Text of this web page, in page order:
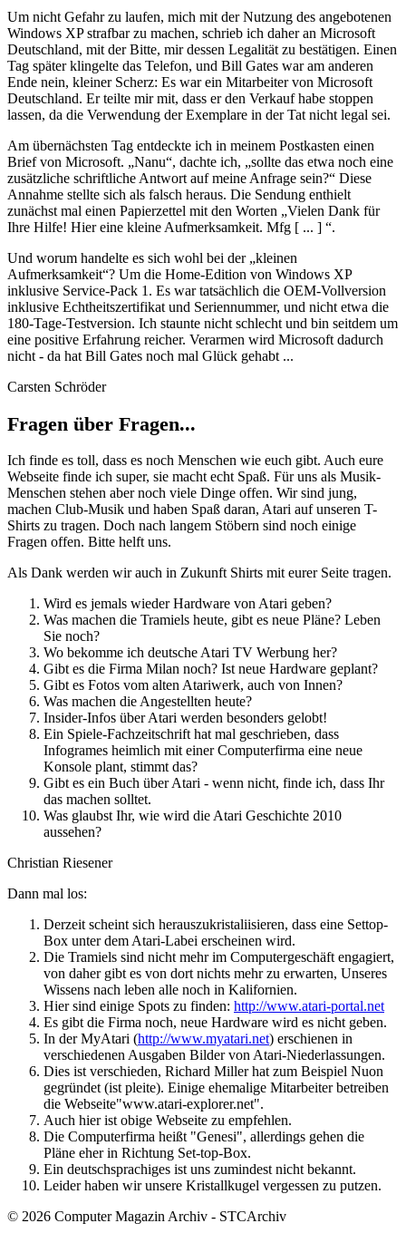
Um nicht Gefahr zu laufen, mich mit der Nutzung des angebotenen
Windows XP strafbar zu machen, schrieb ich daher an Microsoft
Deutschland, mit der Bitte, mir dessen Legalität zu bestätigen. Einen
Tag später klingelte das Telefon, und Bill Gates war am anderen
Ende nein, kleiner Scherz: Es war ein Mitarbeiter von Microsoft
Deutschland. Er teilte mir mit, dass er den Verkauf habe stoppen
lassen, da die Verwendung der Exemplare in der Tat nicht legal sei.
Am übernächsten Tag entdeckte ich in meinem Postkasten einen
Brief von Microsoft. „Nanu“, dachte ich, „sollte das etwa noch eine
zusätzliche schriftliche Antwort auf meine Anfrage sein?“ Diese
Annahme stellte sich als falsch heraus. Die Sendung enthielt
zunächst mal einen Papierzettel mit den Worten „Vielen Dank für
Ihre Hilfe! Hier eine kleine Aufmerksamkeit. Mfg [ ... ] “.
Und worum handelte es sich wohl bei der „kleinen
Aufmerksamkeit“? Um die Home-Edition von Windows XP
inklusive Service-Pack 1. Es war tatsächlich die OEM-Vollversion
inklusive Echtheitszertifikat und Seriennummer, und nicht etwa die
180-Tage-Testversion. Ich staunte nicht schlecht und bin seitdem um
eine positive Erfahrung reicher. Verarmen wird Microsoft dadurch
nicht - da hat Bill Gates noch mal Glück gehabt ...
Carsten Schröder
Fragen über Fragen...
Ich finde es toll, dass es noch Menschen wie euch gibt. Auch eure
Webseite finde ich super, sie macht echt Spaß. Für uns als Musik-
Menschen stehen aber noch viele Dinge offen. Wir sind jung,
machen Club-Musik und haben Spaß daran, Atari auf unseren T-
Shirts zu tragen. Doch nach langem Stöbern sind noch einige
Fragen offen. Bitte helft uns.
Als Dank werden wir auch in Zukunft Shirts mit eurer Seite tragen.
Wird es jemals wieder Hardware von Atari geben?
Was machen die Tramiels heute, gibt es neue Pläne? Leben
Sie noch?
Wo bekomme ich deutsche Atari TV Werbung her?
Gibt es die Firma Milan noch? Ist neue Hardware geplant?
Gibt es Fotos vom alten Atariwerk, auch von Innen?
Was machen die Angestellten heute?
Insider-Infos über Atari werden besonders gelobt!
Ein Spiele-Fachzeitschrift hat mal geschrieben, dass
Infogrames heimlich mit einer Computerfirma eine neue
Konsole plant, stimmt das?
Gibt es ein Buch über Atari - wenn nicht, finde ich, dass Ihr
das machen solltet.
Was glaubst Ihr, wie wird die Atari Geschichte 2010
aussehen?
Christian Riesener
Dann mal los:
Derzeit scheint sich herauszukristaliisieren, dass eine Settop-
Box unter dem Atari-Labei erscheinen wird.
Die Tramiels sind nicht mehr im Computergeschäft engagiert,
von daher gibt es von dort nichts mehr zu erwarten, Unseres
Wissens nach leben alle noch in Kalifornien.
Hier sind einige Spots zu finden: http://www.atari-portal.net
Es gibt die Firma noch, neue Hardware wird es nicht geben.
In der MyAtari (http://www.myatari.net) erschienen in
verschiedenen Ausgaben Bilder von Atari-Niederlassungen.
Dies ist verschieden, Richard Miller hat zum Beispiel Nuon
gegründet (ist pleite). Einige ehemalige Mitarbeiter betreiben
die Webseite"www.atari-explorer.net".
Auch hier ist obige Webseite zu empfehlen.
Die Computerfirma heißt "Genesi", allerdings gehen die
Pläne eher in Richtung Set-top-Box.
Ein deutschsprachiges ist uns zumindest nicht bekannt.
Leider haben wir unsere Kristallkugel vergessen zu putzen.
© 2026 Computer Magazin Archiv - STCArchiv